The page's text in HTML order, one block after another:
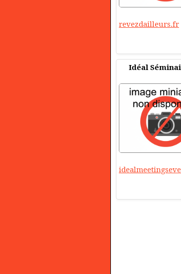
revezdailleurs.fr
Idéal